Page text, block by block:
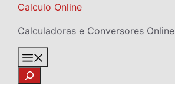
Skip
content
Calculo Online
Calculadoras e Conversores Online
Search